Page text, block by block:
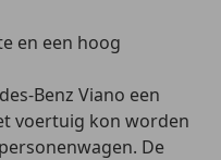
en een hoog
Benz Viano een
voertuig kon worden
De